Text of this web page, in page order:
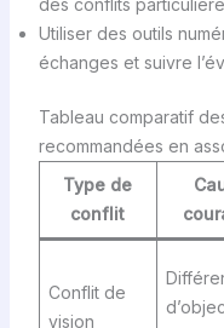
des conflits
Utiliser des outils
échanges et suivre
Tableau comparatif
recommandées en
Type de
conflit
Conflit de
vision